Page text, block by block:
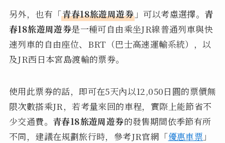
另外，也有「青春18旅遊周遊券」可以考慮選擇。 青
春18旅遊周遊券是一種可自由乘坐JR線普通列車與快
速列車的自由座位、BRT（巴士高速運輸系統），以
及JR西日本宮島渡輪的票券。
使用此票券的話，即可在5天內以12,050日圓的票價無
限次數搭乘JR，若考量來回的車程，實際上能節省不
少交通費。 青春18旅遊周遊券的發售期間依季節有所
不同，建議在規劃旅行時，參考JR官網「優惠車票 」